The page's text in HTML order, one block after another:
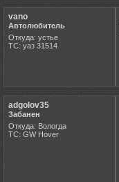
vano
Автолюбитель
Откуда: устье
ТС: уаз 31514
adgolov35
Забанен
Откуда: Вологда
ТС: GW Hover